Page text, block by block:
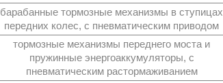
барабанные тормозные механизмы в ступицах
передних колес, с пневматическим приводом
тормозные механизмы переднего моста и
пружинные энергоаккумуляторы, с
пневматическим растормаживанием